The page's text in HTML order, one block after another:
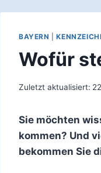
BAYERN |
Wofür
Zuletzt aktualisiert:
Sie möchten
kommen? Und
bekommen Sie